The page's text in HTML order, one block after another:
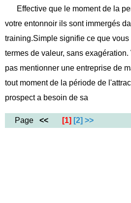
Effective que le moment de la
votre entonnoir ils sont immergés
training.Simple signifie ce que
termes de valeur, sans
pas mentionner une entreprise de
tout moment de la période de
prospect a besoin de sa
Page << [1] [2] >>